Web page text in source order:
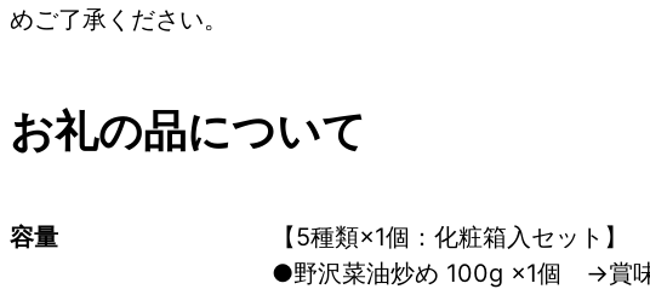
めご了承ください。
お礼の品について
容量
【5種類×1個：化粧箱入セット】
●野沢菜油炒め 100g ×1個　→賞